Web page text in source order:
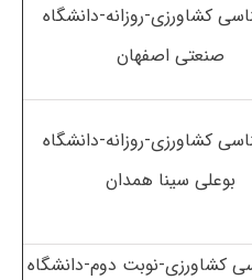
کشاورزی-روزانه-دانشگاه
صنعتی اصفهان
کشاورزی-روزانه-دانشگاه
بوعلی سینا همدان
کشاورزی-نوبت دوم-دانشگاه